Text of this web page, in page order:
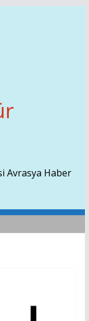
Avrasya Haber